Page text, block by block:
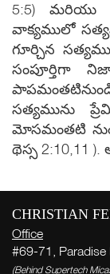
5:5) మరియు
వాక్యములో
గూర్చిన
సంపూర్తిగా
సత్యమును
మోసమంతటి
థెస్స 2:10,11 ).
CHRISTIAN
Office
#69-71, Paradise
(Behind Supertech